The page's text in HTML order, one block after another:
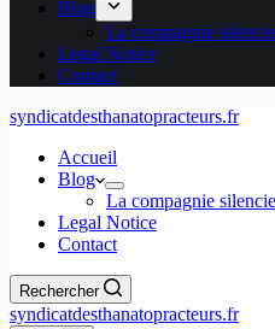
Blog
La compagnie
Legal Notice
Contact
syndicatdesthanatopracteurs.fr
Accueil
Blog
La compagnie
Legal Notice
Contact
Rechercher
syndicatdesthanatopracteurs.fr